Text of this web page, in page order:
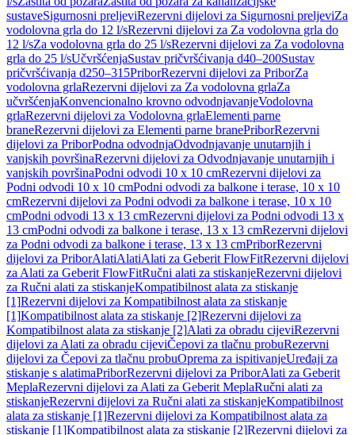
sustaveSigurnosni preljeviRezervni dijelovi za Sigurnosni preljeviZa
vodolovna grla do 12 l/sRezervni dijelovi za Za vodolovna grla do
12 l/sZa vodolovna grla do 25 l/sRezervni dijelovi za Za vodolovna
grla do 25 l/sUčvršćenjaSustav pričvršćivanja d40–200Sustav
pričvršćivanja d250–315PriborRezervni dijelovi za PriborZa
vodolovna grlaRezervni dijelovi za Za vodolovna grlaZa
učvršćenjaKonvencionalno krovno odvodnjavanjeVodolovna
grlaRezervni dijelovi za Vodolovna grlaElementi parne
braneRezervni dijelovi za Elementi parne branePriborRezervni
dijelovi za PriborPodna odvodnjaOdvodnjavanje unutarnjih i
vanjskih površinaRezervni dijelovi za Odvodnjavanje unutarnjih i
vanjskih površinaPodni odvodi 10 x 10 cmRezervni dijelovi za
Podni odvodi 10 x 10 cmPodni odvodi za balkone i terase, 10 x 10
cmRezervni dijelovi za Podni odvodi za balkone i terase, 10 x 10
cmPodni odvodi 13 x 13 cmRezervni dijelovi za Podni odvodi 13 x
13 cmPodni odvodi za balkone i terase, 13 x 13 cmRezervni dijelovi
za Podni odvodi za balkone i terase, 13 x 13 cmPriborRezervni
dijelovi za PriborAlatiAlatiAlati za Geberit FlowFitRezervni dijelovi
za Alati za Geberit FlowFitRučni alati za stiskanjeRezervni dijelovi
za Ručni alati za stiskanjeKompatibilnost alata za stiskanje
[1]Rezervni dijelovi za Kompatibilnost alata za stiskanje
[1]Kompatibilnost alata za stiskanje [2]Rezervni dijelovi za
Kompatibilnost alata za stiskanje [2]Alati za obradu cijeviRezervni
dijelovi za Alati za obradu cijeviČepovi za tlačnu probuRezervni
dijelovi za Čepovi za tlačnu probuOprema za ispitivanjeUređaji za
stiskanje s alatimaPriborRezervni dijelovi za PriborAlati za Geberit
MeplaRezervni dijelovi za Alati za Geberit MeplaRučni alati za
stiskanjeRezervni dijelovi za Ručni alati za stiskanjeKompatibilnost
alata za stiskanje [1]Rezervni dijelovi za Kompatibilnost alata za
stiskanje [1]Kompatibilnost alata za stiskanje [2]Rezervni dijelovi za